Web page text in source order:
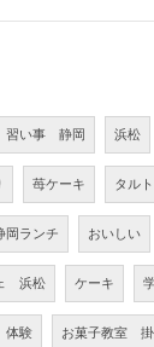
習い事 静岡 浜松
苺ケーキ タルト
岡ランチ おいしい
浜松 ケーキ
体験 お菓子教室 掛